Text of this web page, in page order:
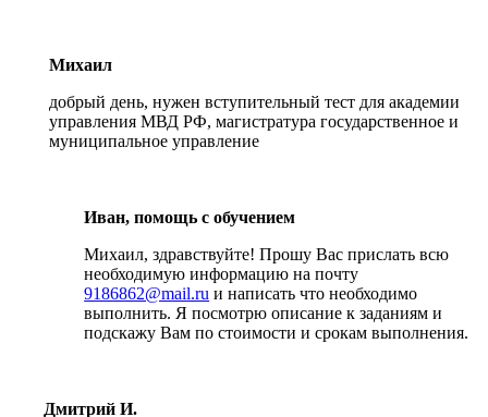
Михаил
добрый день, нужен вступительный тест для академии
управления МВД РФ, магистратура государственное и
муниципальное управление
Иван, помощь с обучением
Михаил, здравствуйте! Прошу Вас прислать всю
необходимую информацию на почту
9186862@mail.ru и написать что необходимо
выполнить. Я посмотрю описание к заданиям и
подскажу Вам по стоимости и срокам выполнения.
Дмитрий И.